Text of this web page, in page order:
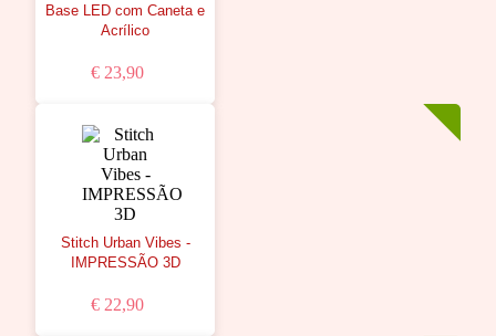
Base LED com Caneta e
Acrílico
€ 23,90
Stitch Urban Vibes -
IMPRESSÃO 3D
€ 22,90